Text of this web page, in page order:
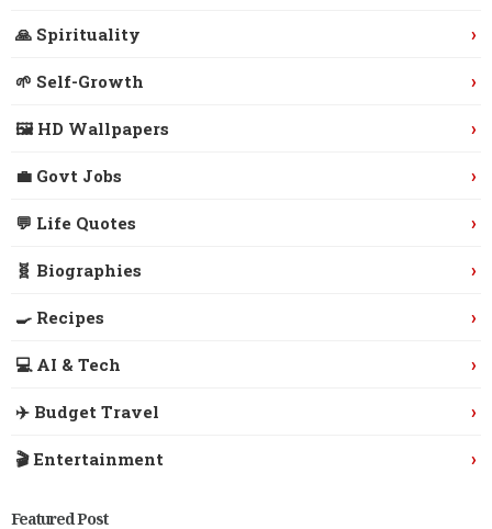
🙏 Spirituality ›
🌱 Self-Growth ›
🖼️ HD Wallpapers ›
💼 Govt Jobs ›
💬 Life Quotes ›
🧬 Biographies ›
🍳 Recipes ›
💻 AI & Tech ›
✈️ Budget Travel ›
🎬 Entertainment ›
Featured Post